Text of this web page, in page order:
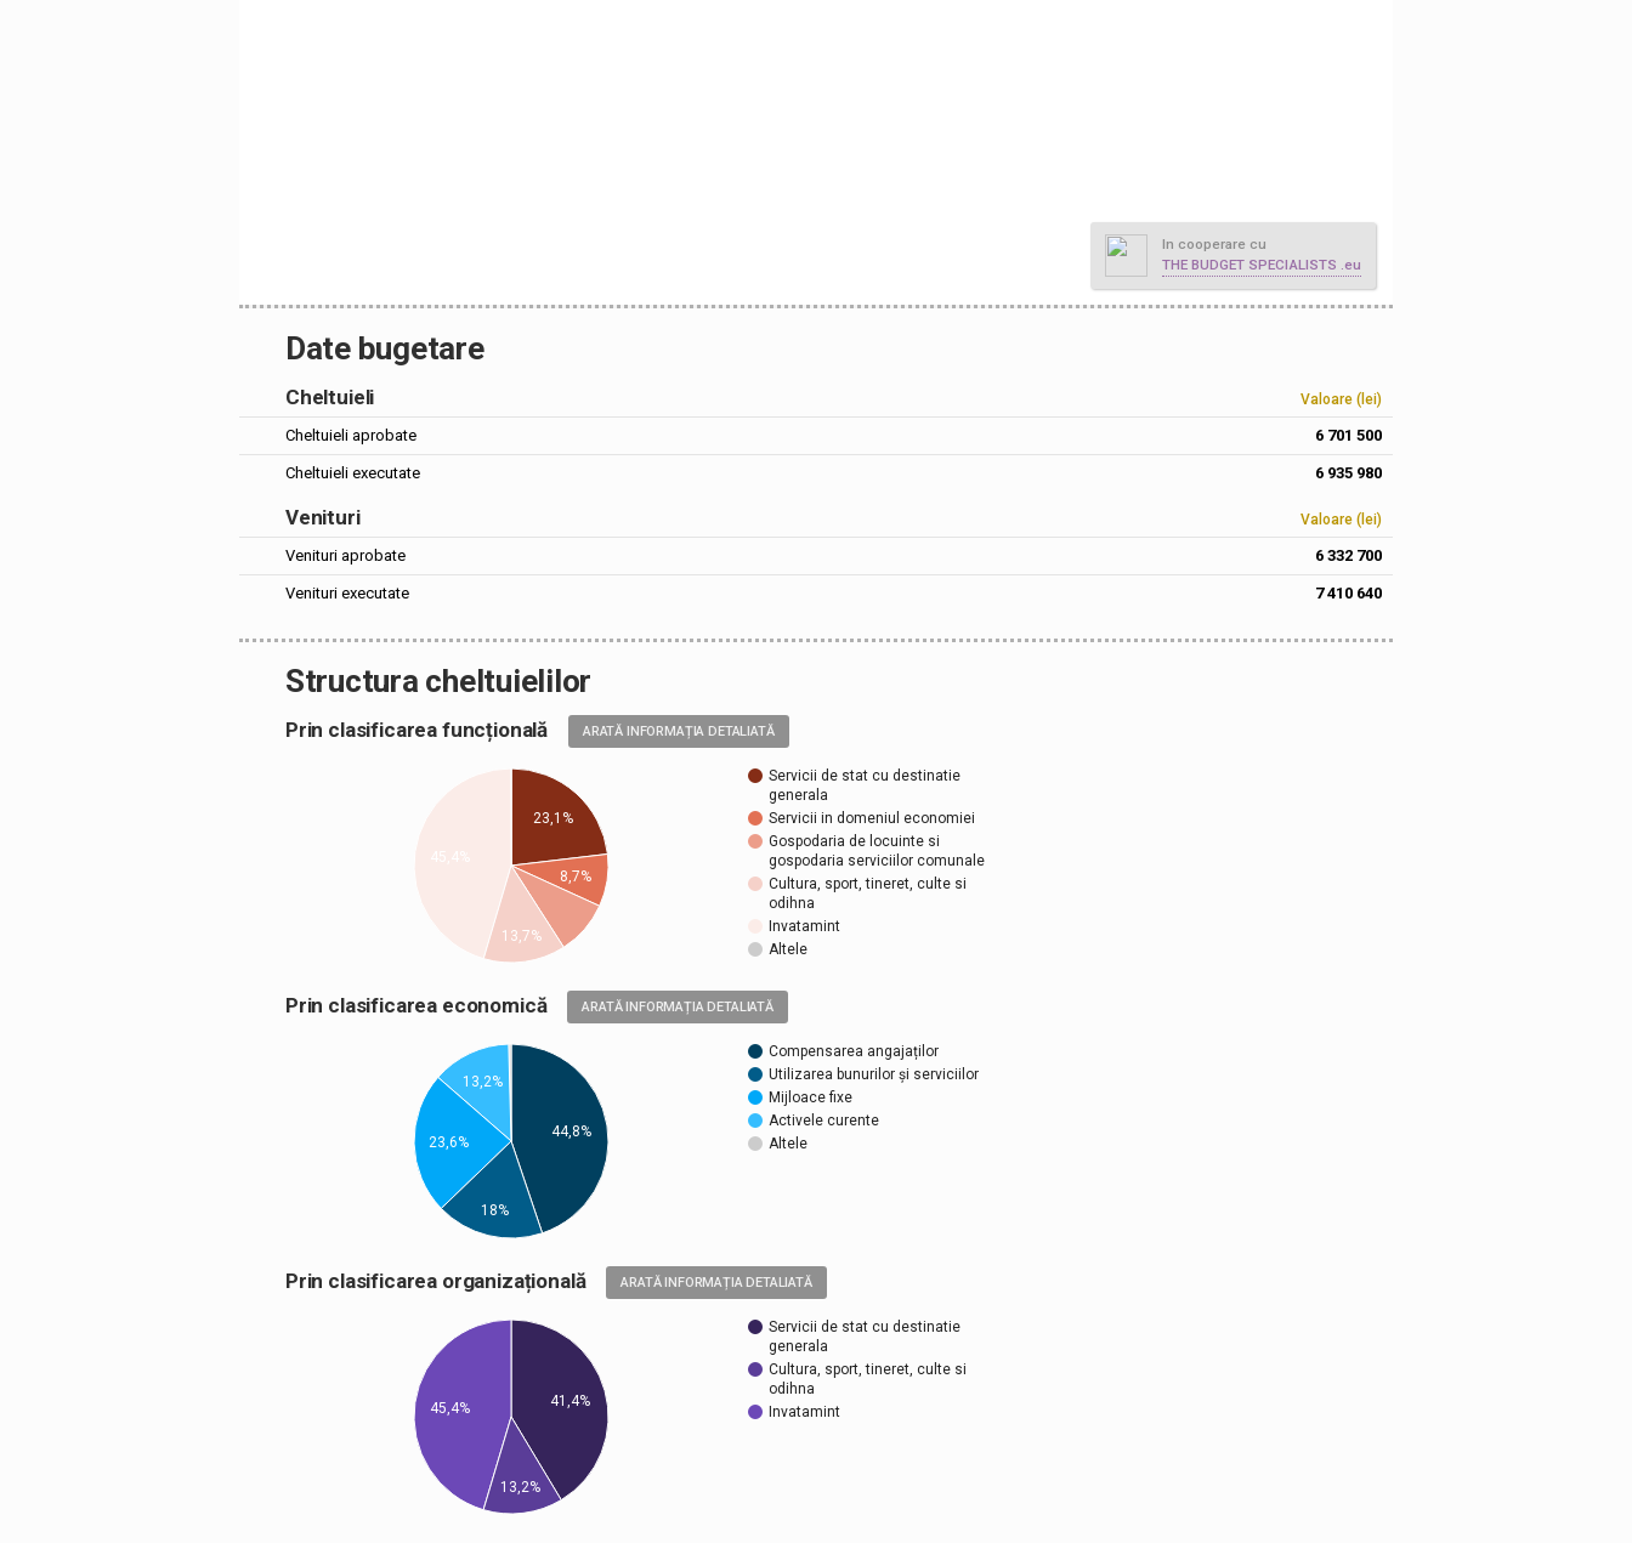
In cooperare cu
THE BUDGET SPECIALISTS .eu
Date bugetare
Cheltuieli Valoare (lei)
Cheltuieli aprobate 6 701 500
Cheltuieli executate 6 935 980
Venituri Valoare (lei)
Venituri aprobate 6 332 700
Venituri executate 7 410 640
Structura cheltuielilor
Prin clasificarea funcțională ARATĂ INFORMAȚIA DETALIATĂ
Servicii de stat cu destinatie
generala
Servicii in domeniul economiei
Gospodaria de locuinte si
gospodaria serviciilor comunale
Cultura, sport, tineret, culte si
odihna
Invatamint
Altele
23,1%
8,7%
13,7%
Prin clasificarea economică ARATĂ INFORMAȚIA DETALIATĂ
Compensarea angajaților
Utilizarea bunurilor și serviciilor
Mijloace fixe
Activele curente
Altele
44,8%
13,2%
23,6%
18%
Prin clasificarea organizațională ARATĂ INFORMAȚIA DETALIATĂ
Servicii de stat cu destinatie
generala
Cultura, sport, tineret, culte si
odihna
Invatamint
41,4%
45,4%
13,2%